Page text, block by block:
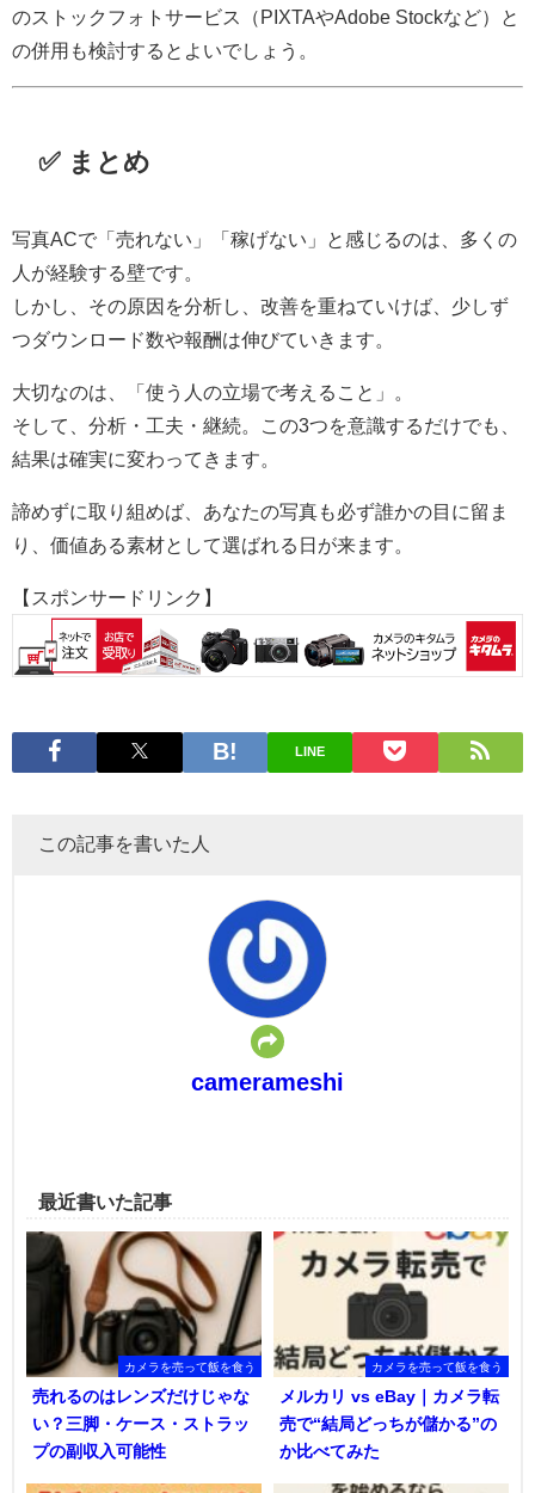
のストックフォトサービス（PIXTAやAdobe Stockなど）と
の併用も検討するとよいでしょう。
✅ まとめ
写真ACで「売れない」「稼げない」と感じるのは、多くの
人が経験する壁です。
しかし、その原因を分析し、改善を重ねていけば、少しず
つダウンロード数や報酬は伸びていきます。
大切なのは、「使う人の立場で考えること」。
そして、分析・工夫・継続。この3つを意識するだけでも、
結果は確実に変わってきます。
諦めずに取り組めば、あなたの写真も必ず誰かの目に留ま
り、価値ある素材として選ばれる日が来ます。
【スポンサードリンク】
LINE
この記事を書いた人
camerameshi
最近書いた記事
カメラを売って飯を食う
売れるのはレンズだけじゃな
い？三脚・ケース・ストラッ
プの副収入可能性
カメラを売って飯を食う
メルカリ vs eBay｜カメラ転
売で“結局どっちが儲かる”の
か比べてみた